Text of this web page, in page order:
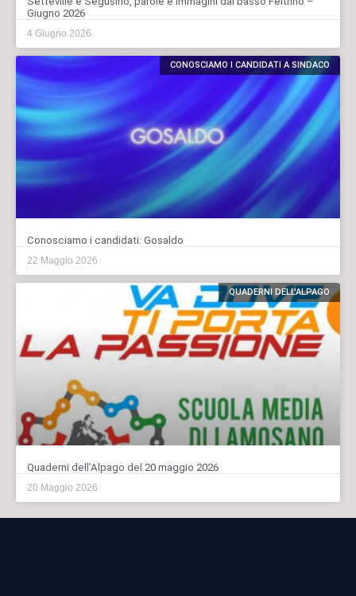
Giugno 2026
4 Giugno 2026
CONOSCIAMO I CANDIDATI A SINDACO
Conosciamo i candidati: Gosaldo
22 Maggio 2026
QUADERNI DELL'ALPAGO
Quaderni dell’Alpago del 20 maggio 2026
20 Maggio 2026